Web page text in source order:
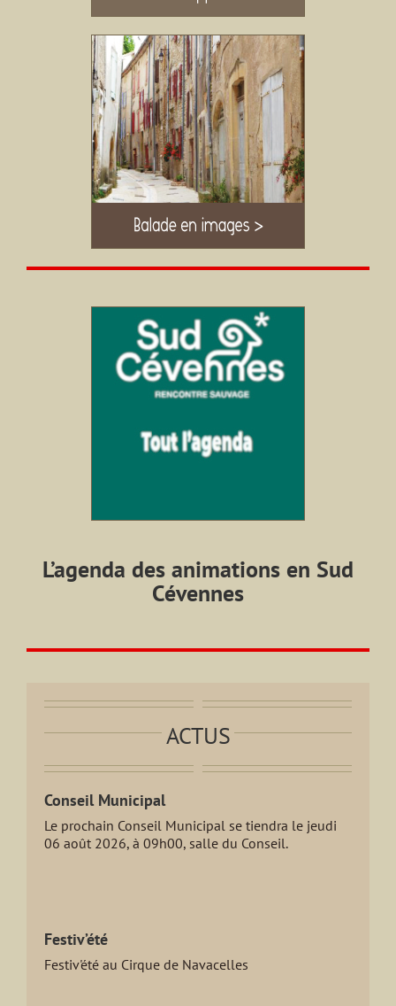
L’agenda des animations en Sud
Cévennes
ACTUS
Conseil Municipal
Le prochain Conseil Municipal se tiendra le jeudi
06 août 2026, à 09h00, salle du Conseil.
Festiv’été
Festiv'été au Cirque de Navacelles